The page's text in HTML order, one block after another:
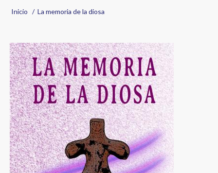
Sobrescribir
de
ayuda
a
la
navegación
Inicio La memoria de la diosa
Image